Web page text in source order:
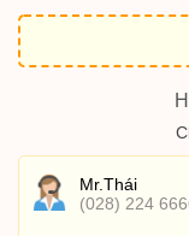
Mr.Thái
(028) 224